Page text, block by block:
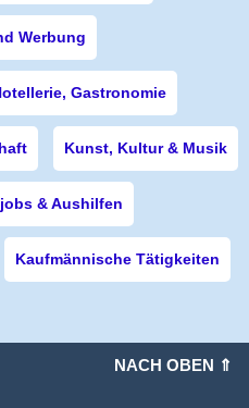
Werbung
Gastronomie
Kunst, Kultur & Musik
& Aushilfen
Kaufmännische Tätigkeiten
NACH OBEN ⇑